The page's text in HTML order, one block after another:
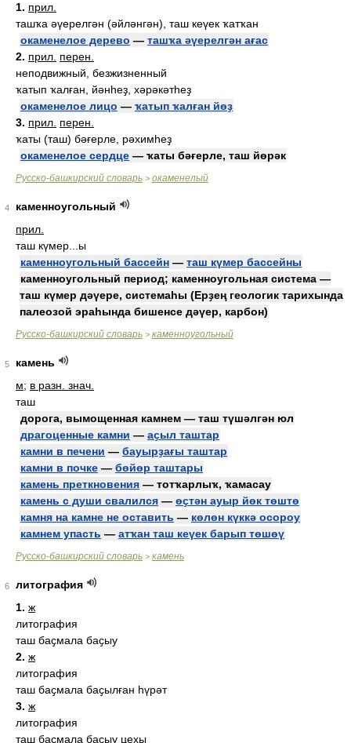
1. прил.
ташҡа әүерелгән (әйләнгән), таш кеүек ҡатҡан
окаменелое дерево — ташҡа әүерелгән ағас
2. прил. перен.
неподвижный, безжизненный
ҡатып ҡалған, йәнһеҙ, хәрәкәтһеҙ
окаменелое лицо — ҡатып ҡалған йөҙ
3. прил. перен.
ҡаты (таш) бәғерле, рәхимһеҙ
окаменелое сердце — ҡаты бәғерле, таш йөрәк
Русско-башкирский словарь > окаменелый
4
каменноугольный
прил.
таш күмер...ы
каменноугольный бассейн — таш күмер бассейны
каменноугольный период; каменноугольная система —
таш күмер дәүере, системаһы (Ерҙең геологик тарихында
палеозой эраһында бишенсе дәүер, карбон)
Русско-башкирский словарь > каменноугольный
5
камень
м; в разн. знач.
таш
дорога, вымощенная камнем — таш түшәлгән юл
драгоценные камни — аҫыл таштар
камни в печени — бауырҙағы таштар
камни в почке — бөйөр таштары
камень преткновения — тотҡарлыҡ, ҡамасау
камень с души свалился — өҫтән ауыр йөк төштө
камня на камне не оставить — көлөн күккә осороу
камнем упасть — атҡан таш кеүек барып төшөү
Русско-башкирский словарь > камень
6
литография
1. ж
литография
таш баҫмала баҫыу
2. ж
литография
таш баҫмала баҫылған һүрәт
3. ж
литография
таш баҫмала баҫыу цехы